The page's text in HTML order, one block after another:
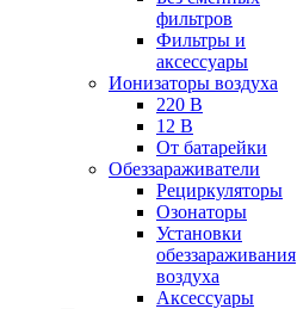
фильтров
Фильтры и
аксессуары
Ионизаторы воздуха
220 В
12 В
От батарейки
Обеззараживатели
Рециркуляторы
Озонаторы
Установки
обеззараживания
воздуха
Аксессуары